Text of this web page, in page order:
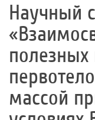
​Научный
полезных
массой